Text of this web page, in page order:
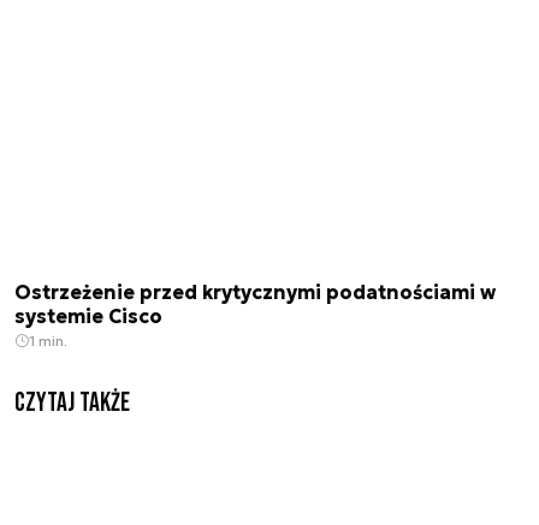
Ostrzeżenie przed krytycznymi podatnościami w
systemie Cisco
1 min.
Czytaj także